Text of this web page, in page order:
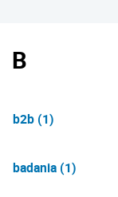
B
b2b (1)
badania (1)